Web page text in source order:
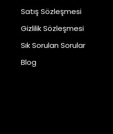
Satış Sözleşmesi
Gizlilik Sözleşmesi
Sık Sorulan Sorular
Blog